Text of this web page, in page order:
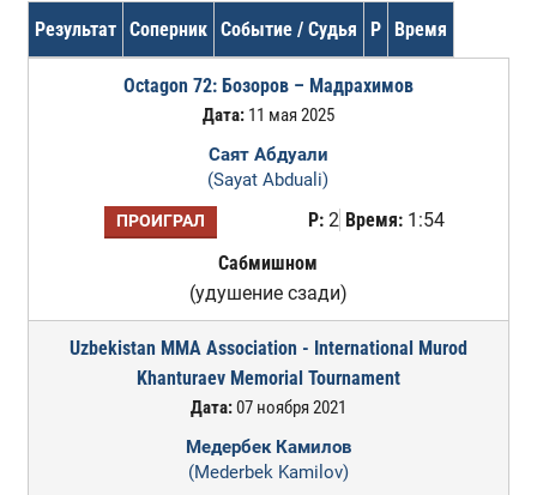
Результат Соперник Событие / Судья Р Время
Octagon 72: Бозоров – Мадрахимов
Дата:11 мая 2025
Саят Абдуали
(Sayat Abduali)
ПРОИГРАЛ Р:2 Время:1:54
Сабмишном
(удушение сзади)
Uzbekistan MMA Association - International Murod
Khanturaev Memorial Tournament
Дата:07 ноября 2021
Медербек Камилов
(Mederbek Kamilov)